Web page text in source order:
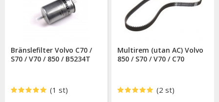
Bränslefilter Volvo C70 /
S70 / V70 / 850 / B5234T
(1 st)
Multirem (utan AC) Volvo
850 / S70 / V70 / C70
(2 st)